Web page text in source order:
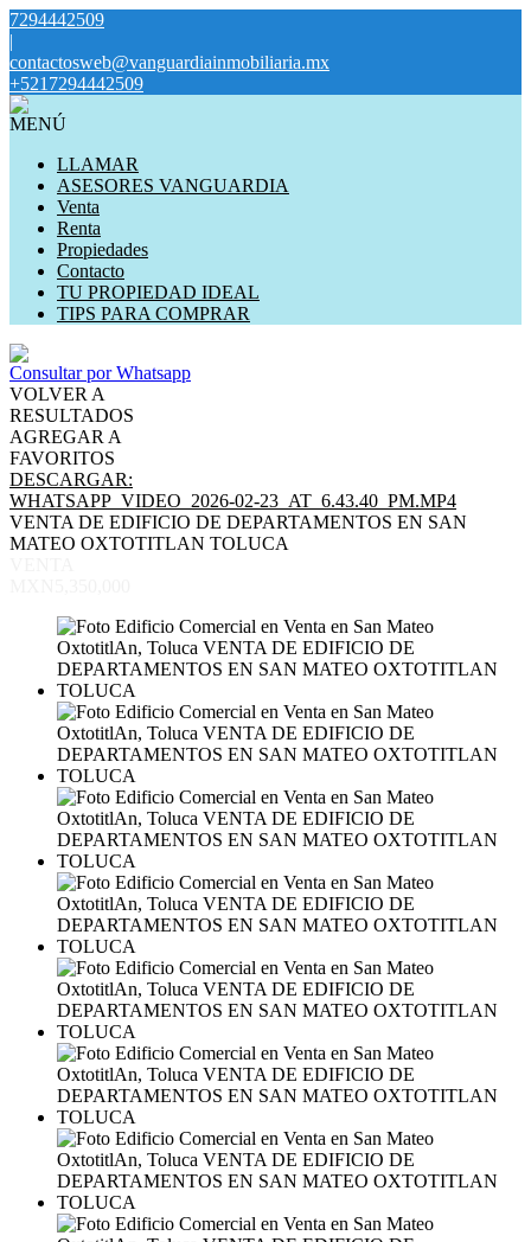
7294442509
|
contactosweb@vanguardiainmobiliaria.mx
+5217294442509
MENÚ
LLAMAR
ASESORES VANGUARDIA
Venta
Renta
Propiedades
Contacto
TU PROPIEDAD IDEAL
TIPS PARA COMPRAR
Consultar por Whatsapp
VOLVER A
RESULTADOS
AGREGAR A
FAVORITOS
DESCARGAR:
WHATSAPP_VIDEO_2026-02-23_AT_6.43.40_PM.MP4
VENTA DE EDIFICIO DE DEPARTAMENTOS EN SAN
MATEO OXTOTITLAN TOLUCA